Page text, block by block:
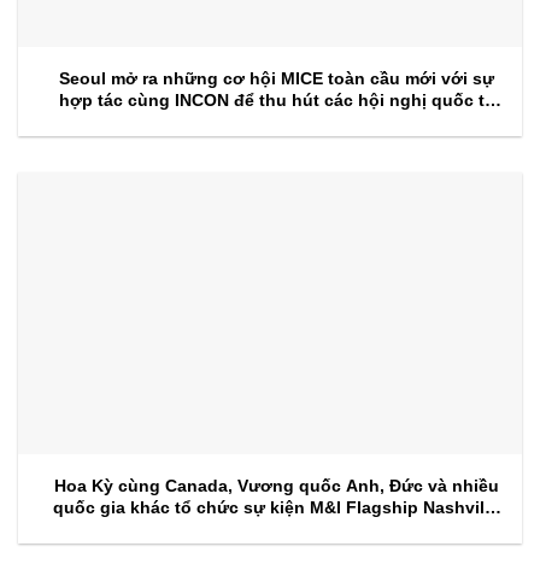
Seoul mở ra những cơ hội MICE toàn cầu mới với sự
hợp tác cùng INCON để thu hút các hội nghị quốc tế
Hoa Kỳ cùng Canada, Vương quốc Anh, Đức và nhiều
quốc gia khác tổ chức sự kiện M&I Flagship Nashville